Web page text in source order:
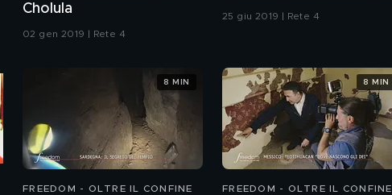
Cholula
02 gen 2019 | Rete 4
25 giu 2019 | Rete 4
FREEDOM - OLTRE IL CONFINE
8 MIN
FREEDOM - OLTRE IL CONFINE
8 MIN